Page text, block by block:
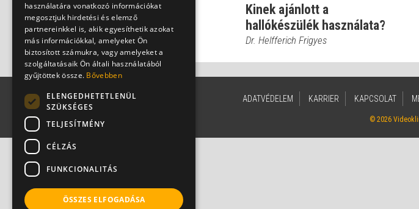
Hogyan mérhető a
halláskárosodás?
Dr. Helfferich Frigyes
Kinek ajánlott a
hallókészülék használata?
Dr. Helfferich Frigyes
ADATVÉDELEM KARRIER KAPCSOLAT
© 2026
használatára vonatkozó információkat
megosztjuk hirdetési és elemző
partnereinkkel is, akik egyesíthetik azokat
más információkkal, amelyeket Ön
biztosított számukra, vagy amelyeket a
szolgáltatásaik Ön általi használatából
gyűjtöttek össze. Bővebben
ELENGEDHETETLENÜL
SZÜKSÉGES
TELJESÍTMÉNY
CÉLZÁS
FUNKCIONALITÁS
ÖSSZES ELFOGADÁSA